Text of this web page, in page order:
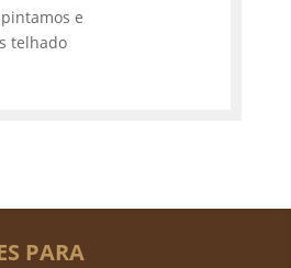
e
telhado
PARA